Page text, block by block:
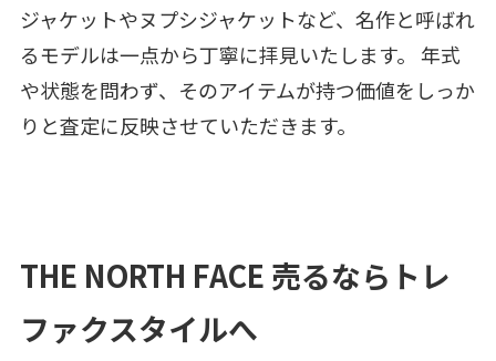
ジャケットやヌプシジャケットなど、名作と呼ばれ
るモデルは一点から丁寧に拝見いたします。 年式
や状態を問わず、そのアイテムが持つ価値をしっか
りと査定に反映させていただきます。
THE NORTH FACE 売るならトレ
ファクスタイルへ